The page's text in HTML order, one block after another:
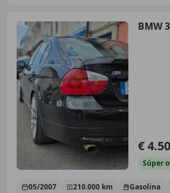
BMW
€
Súper
05/2007 210.000 km Gasolina